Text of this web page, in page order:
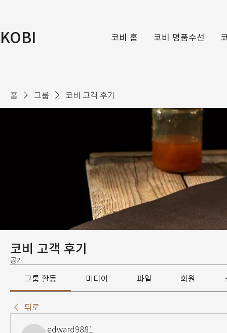
KOBI 코비 홈 코비 명품수선
홈 그룹 코비 고객 후기
코비 고객 후기
공개
그룹 활동 미디어 파일 회원
뒤로
edward9881